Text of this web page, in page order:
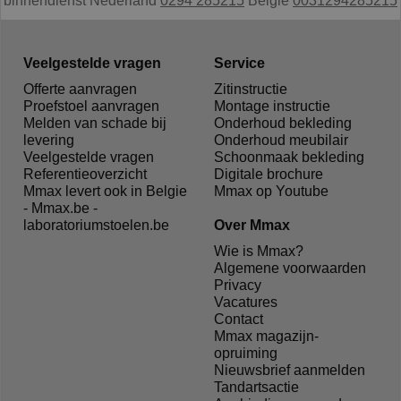
Veelgestelde vragen
Offerte aanvragen
Proefstoel aanvragen
Melden van schade bij
levering
Veelgestelde vragen
Referentieoverzicht
Mmax levert ook in Belgie
- Mmax.be -
laboratoriumstoelen.be
Service
Zitinstructie
Montage instructie
Onderhoud bekleding
Onderhoud meubilair
Schoonmaak bekleding
Digitale brochure
Mmax op Youtube
Over Mmax
Wie is Mmax?
Algemene voorwaarden
Privacy
Vacatures
Contact
Mmax magazijn-
opruiming
Nieuwsbrief aanmelden
Tandartsactie